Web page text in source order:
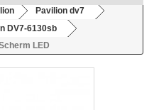
Pavilion dv7
DV7-6130sb
LED